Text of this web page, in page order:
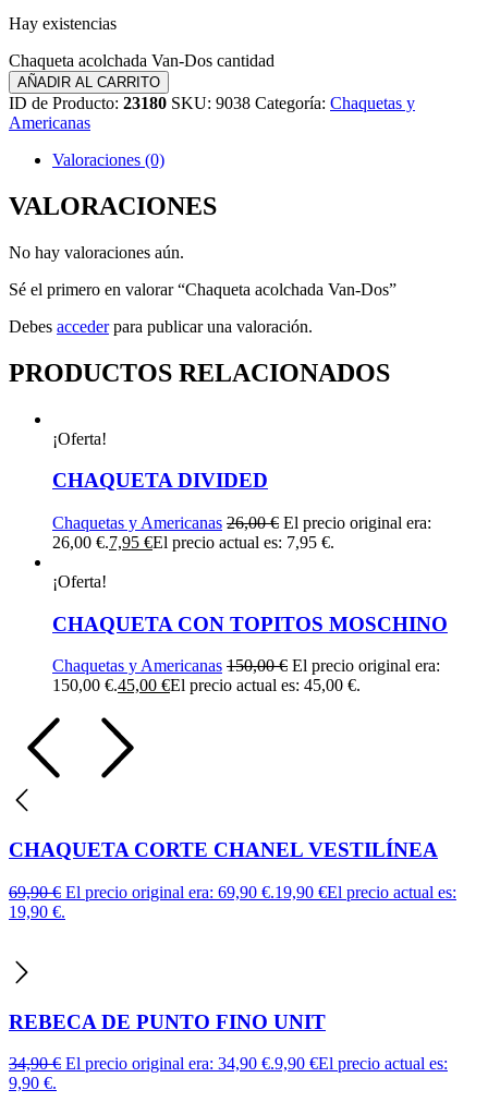
Hay existencias
Chaqueta acolchada Van-Dos cantidad
AÑADIR AL CARRITO
ID de Producto: 23180 SKU: 9038 Categoría: Chaquetas y
Americanas
Valoraciones (0)
VALORACIONES
No hay valoraciones aún.
Sé el primero en valorar “Chaqueta acolchada Van-Dos”
Debes accederpara publicar una valoración.
PRODUCTOS RELACIONADOS
¡Oferta!
CHAQUETA DIVIDED
Chaquetas y Americanas 26,00€ El precio original era:
26,00 €.7,95 €El precio actual es: 7,95 €.
¡Oferta!
CHAQUETA CON TOPITOS MOSCHINO
Chaquetas y Americanas 150,00€ El precio original era:
150,00 €.45,00 €El precio actual es: 45,00 €.
CHAQUETA CORTE CHANEL VESTILÍNEA
69,90€ El precio original era: 69,90 €.19,90 €El precio actual es:
19,90 €.
REBECA DE PUNTO FINO UNIT
34,90€ El precio original era: 34,90 €.9,90 €El precio actual es:
9,90 €.